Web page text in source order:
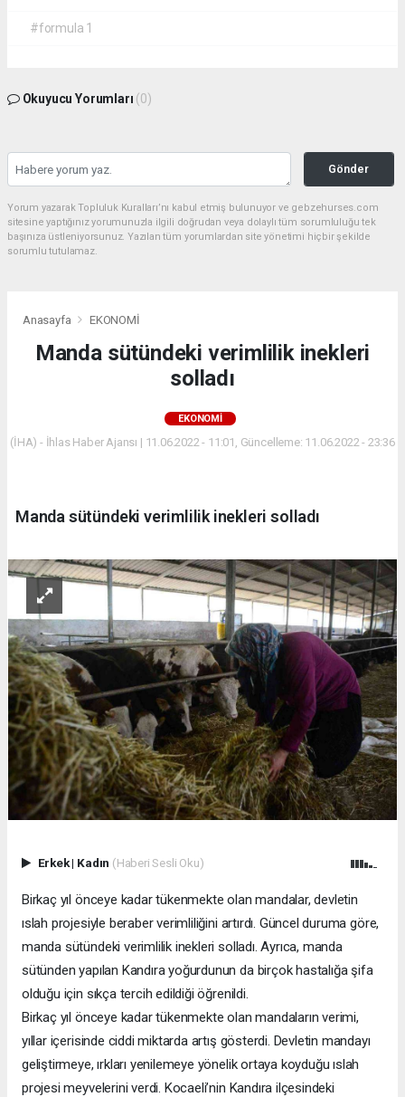
#formula 1
Okuyucu Yorumları (0)
Gönder
Yorum yazarak Topluluk Kuralları’nı kabul etmiş bulunuyor ve gebzehurses.com
sitesine yaptığınız yorumunuzla ilgili doğrudan veya dolaylı tüm sorumluluğu tek
başınıza üstleniyorsunuz. Yazılan tüm yorumlardan site yönetimi hiçbir şekilde
sorumlu tutulamaz.
Anasayfa EKONOMİ
Manda sütündeki verimlilik inekleri
solladı
EKONOMİ
(İHA) - İhlas Haber Ajansı | 11.06.2022 - 11:01, Güncelleme: 11.06.2022 - 23:36
Manda sütündeki verimlilik inekleri solladı
Erkek| Kadın (Haberi Sesli Oku)
Birkaç yıl önceye kadar tükenmekte olan mandalar, devletin
ıslah projesiyle beraber verimliliğini artırdı. Güncel duruma göre,
manda sütündeki verimlilik inekleri solladı. Ayrıca, manda
sütünden yapılan Kandıra yoğurdunun da birçok hastalığa şifa
olduğu için sıkça tercih edildiği öğrenildi.
Birkaç yıl önceye kadar tükenmekte olan mandaların verimi,
yıllar içerisinde ciddi miktarda artış gösterdi. Devletin mandayı
geliştirmeye, ırkları yenilemeye yönelik ortaya koyduğu ıslah
projesi meyvelerini verdi. Kocaeli’nin Kandıra ilçesindeki